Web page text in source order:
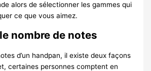
alors de sélectionner les gammes qui
ce que vous aimez.
nombre de notes
d’un handpan, il existe deux façons
certaines personnes comptent en